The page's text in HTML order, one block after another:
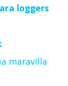
loggers
maravilla